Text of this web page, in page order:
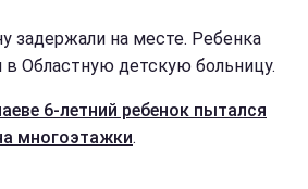
задержали на месте. Ребенка
в Областную детскую больницу.
6-летний ребенок пытался
многоэтажки.